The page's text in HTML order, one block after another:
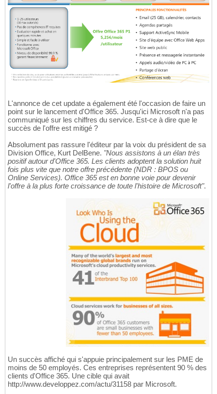
L'annonce de cet update a également été l'occasion de faire un
point sur le lancement d'Office 365. Jusqu'ici Microsoft n'a pas
communiqué sur les chiffres du service. Est-ce à dire que le
succès de l'offre est mitigé ?
Absolument pas rassure l'éditeur par la voix du président de sa
Division Office, Kurt DelBene. "Nous assistons à un élan très
positif autour d'Office 365. Les clients adoptent la solution huit
fois plus vite que notre offre précédente (NDR : BPOS ou
Online Services). Office 365 est en bonne voie pour devenir
l'offre à la plus forte croissance de toute l'histoire de Microsoft".
Un succès affiché qui s'appuie principalement sur les PME de
moins de 50 employés. Ces entreprises représentent 90 % des
clients d'Office 365. Une cible qui avait
http://www.developpez.com/actu/31158 par Microsoft.